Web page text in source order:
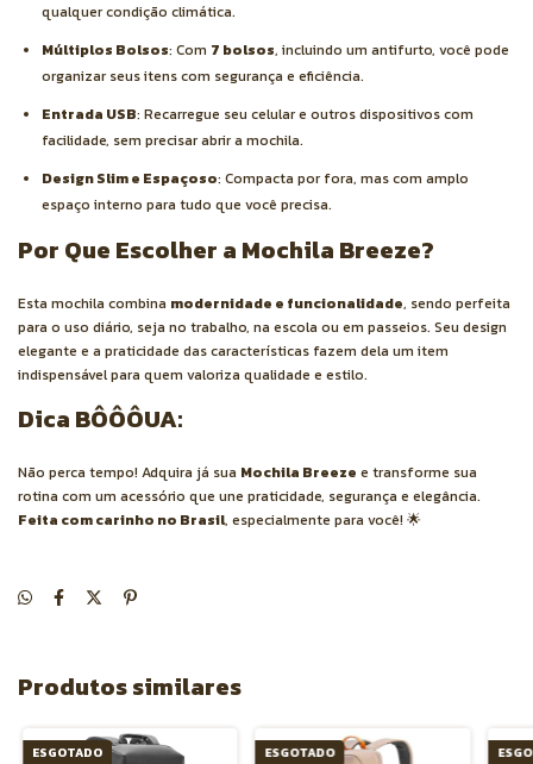
qualquer condição climática.
Múltiplos Bolsos: Com 7 bolsos, incluindo um antifurto, você pode
organizar seus itens com segurança e eficiência.
Entrada USB: Recarregue seu celular e outros dispositivos com
facilidade, sem precisar abrir a mochila.
Design Slim e Espaçoso: Compacta por fora, mas com amplo
espaço interno para tudo que você precisa.
Por Que Escolher a Mochila Breeze?
Esta mochila combina modernidade e funcionalidade, sendo perfeita
para o uso diário, seja no trabalho, na escola ou em passeios. Seu design
elegante e a praticidade das características fazem dela um item
indispensável para quem valoriza qualidade e estilo.
Dica BÔÔÔUA:
Não perca tempo! Adquira já sua Mochila Breeze e transforme sua
rotina com um acessório que une praticidade, segurança e elegância.
Feita com carinho no Brasil, especialmente para você! 🌟
Produtos similares
ESGOTADO ESGOTADO